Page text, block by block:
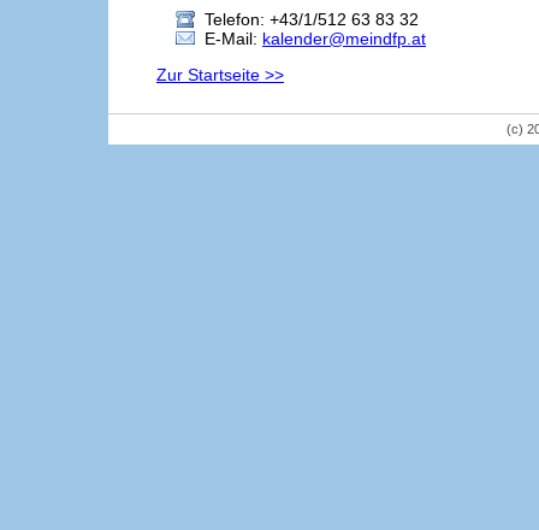
Telefon: +43/1/512 63 83 32
E-Mail: kalender@meindfp.at
Zur Startseite >>
(c)